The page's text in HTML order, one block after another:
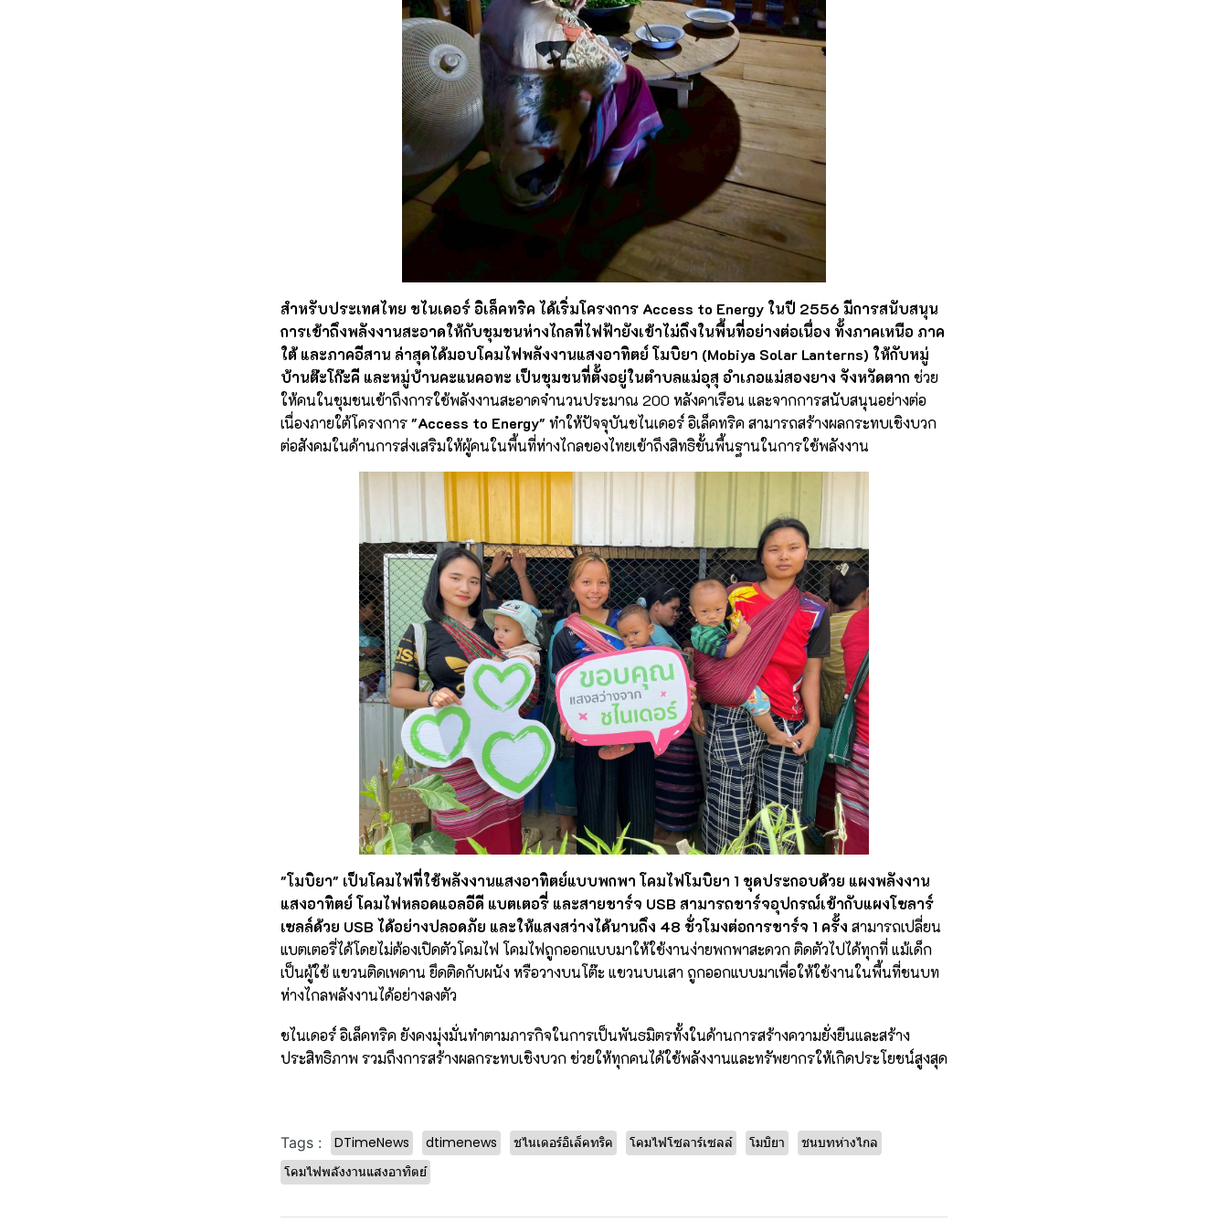
สำหรับประเทศไทย ชไนเดอร์ อิเล็คทริค ได้เริ่มโครงการ Access to Energy ในปี 2556 มีการสนับสนุน
การเข้าถึงพลังงานสะอาดให้กับชุมชนห่างไกลที่ไฟฟ้ายังเข้าไม่ถึงในพื้นที่อย่างต่อเนื่อง ทั้งภาคเหนือ ภาค
ใต้ และภาคอีสาน ล่าสุดได้มอบโคมไฟพลังงานแสงอาทิตย์ โมบิยา (Mobiya Solar Lanterns) ให้กับหมู่
บ้านต๊ะโก๊ะคี และหมู่บ้านคะแนคอทะ เป็นชุมชนที่ตั้งอยู่ในตำบลแม่อุสุ อำเภอแม่สองยาง จังหวัดตาก ช่วย
ให้คนในชุมชนเข้าถึงการใช้พลังงานสะอาดจำนวนประมาณ 200 หลังคาเรือน และจากการสนับสนุนอย่างต่อ
เนื่องภายใต้โครงการ"Access to Energy" ทำให้ปัจจุบันชไนเดอร์ อิเล็คทริค สามารถสร้างผลกระทบเชิงบวก
ต่อสังคมในด้านการส่งเสริมให้ผู้คนในพื้นที่ห่างไกลของไทยเข้าถึงสิทธิขั้นพื้นฐานในการใช้พลังงาน
"โมบิยา" เป็นโคมไฟที่ใช้พลังงานแสงอาทิตย์แบบพกพา โคมไฟโมบิยา 1 ชุดประกอบด้วย แผงพลังงาน
แสงอาทิตย์ โคมไฟหลอดแอลอีดี แบตเตอรี่ และสายชาร์จ USB สามารถชาร์จอุปกรณ์เข้ากับแผงโซลาร์
เซลล์ด้วย USB ได้อย่างปลอดภัย และให้แสงสว่างได้นานถึง 48 ชั่วโมงต่อการชาร์จ 1 ครั้ง สามารถเปลี่ยน
แบตเตอรี่ได้โดยไม่ต้องเปิดตัวโคมไฟ โคมไฟถูกออกแบบมาให้ใช้งานง่ายพกพาสะดวก ติดตัวไปได้ทุกที่ แม้เด็ก
เป็นผู้ใช้ แขวนติดเพดาน ยึดติดกับผนัง หรือวางบนโต๊ะ แขวนบนเสา ถูกออกแบบมาเพื่อให้ใช้งานในพื้นที่ชนบท
ห่างไกลพลังงานได้อย่างลงตัว
ชไนเดอร์ อิเล็คทริค ยังคงมุ่งมั่นทำตามภารกิจในการเป็นพันธมิตรทั้งในด้านการสร้างความยั่งยืนและสร้าง
ประสิทธิภาพ รวมถึงการสร้างผลกระทบเชิงบวก ช่วยให้ทุกคนได้ใช้พลังงานและทรัพยากรให้เกิดประโยชน์สูงสุด
Tags : DTimeNews dtimenews ชไนเดอร์อิเล็คทริค โคมไฟโซลาร์เซลล์ โมบิยา
ชนบทห่างไกล
โคมไฟพลังงานแสงอาทิตย์